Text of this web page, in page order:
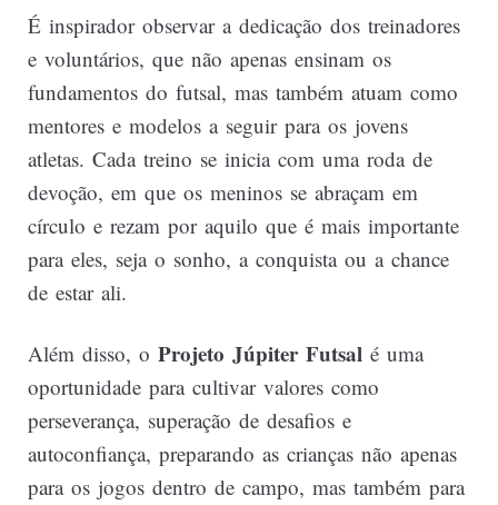
É inspirador observar a dedicação dos treinadores
e voluntários, que não apenas ensinam os
fundamentos do futsal, mas também atuam como
mentores e modelos a seguir para os jovens
atletas. Cada treino se inicia com uma roda de
devoção, em que os meninos se abraçam em
círculo e rezam por aquilo que é mais importante
para eles, seja o sonho, a conquista ou a chance
de estar ali.
Além disso, o Projeto Júpiter Futsal é uma
oportunidade para cultivar valores como
perseverança, superação de desafios e
autoconfiança, preparando as crianças não apenas
para os jogos dentro de campo, mas também para